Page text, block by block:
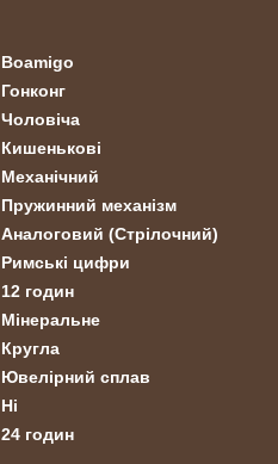
Boamigo
Гонконг
Чоловіча
Кишенькові
Механічний
Пружинний механізм
Аналоговий (Стрілочний)
Римські цифри
12 годин
Мінеральне
Кругла
Ювелірний сплав
Ні
24 годин